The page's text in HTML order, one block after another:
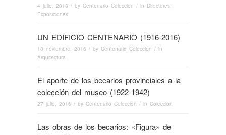
4 julio, 2018 / by Centenario Coleccion / in Directores,
Exposiciones
UN EDIFICIO CENTENARIO (1916-2016)
18 noviembre, 2016 / by Centenario Coleccion / in
Arquitectura
El aporte de los becarios provinciales a la
colección del museo (1922-1942)
27 julio, 2016 / by Centenario Coleccion / in Colección
Las obras de los becarios: «Figura» de